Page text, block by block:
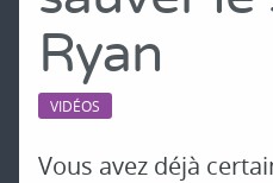
Ryan
VIDÉOS
Vous avez déjà